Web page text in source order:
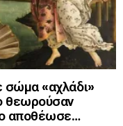
σώμα «αχλάδι»
θεωρούσαν
αποθέωσε…